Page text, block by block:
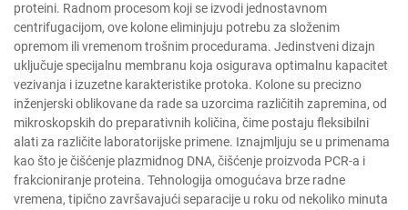
proteini. Radnom procesom koji se izvodi jednostavnom
centrifugacijom, ove kolone eliminjuju potrebu za složenim
opremom ili vremenom trošnim procedurama. Jedinstveni dizajn
uključuje specijalnu membranu koja osigurava optimalnu kapacitet
vezivanja i izuzetne karakteristike protoka. Kolone su precizno
inženjerski oblikovane da rade sa uzorcima različitih zapremina, od
mikroskopskih do preparativnih količina, čime postaju fleksibilni
alati za različite laboratorijske primene. Iznajmljuju se u primenama
kao što je čišćenje plazmidnog DNA, čišćenje proizvoda PCR-a i
frakcioniranje proteina. Tehnologija omogućava brze radne
vremena, tipično završavajući separacije u roku od nekoliko minuta